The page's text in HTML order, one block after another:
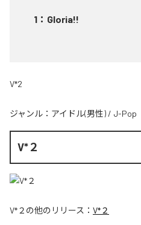
1 ： Gloria!!
V*2
ジャンル： アイドル(男性) / J-Pop
V*２
V*２ の他のリリース： V*２